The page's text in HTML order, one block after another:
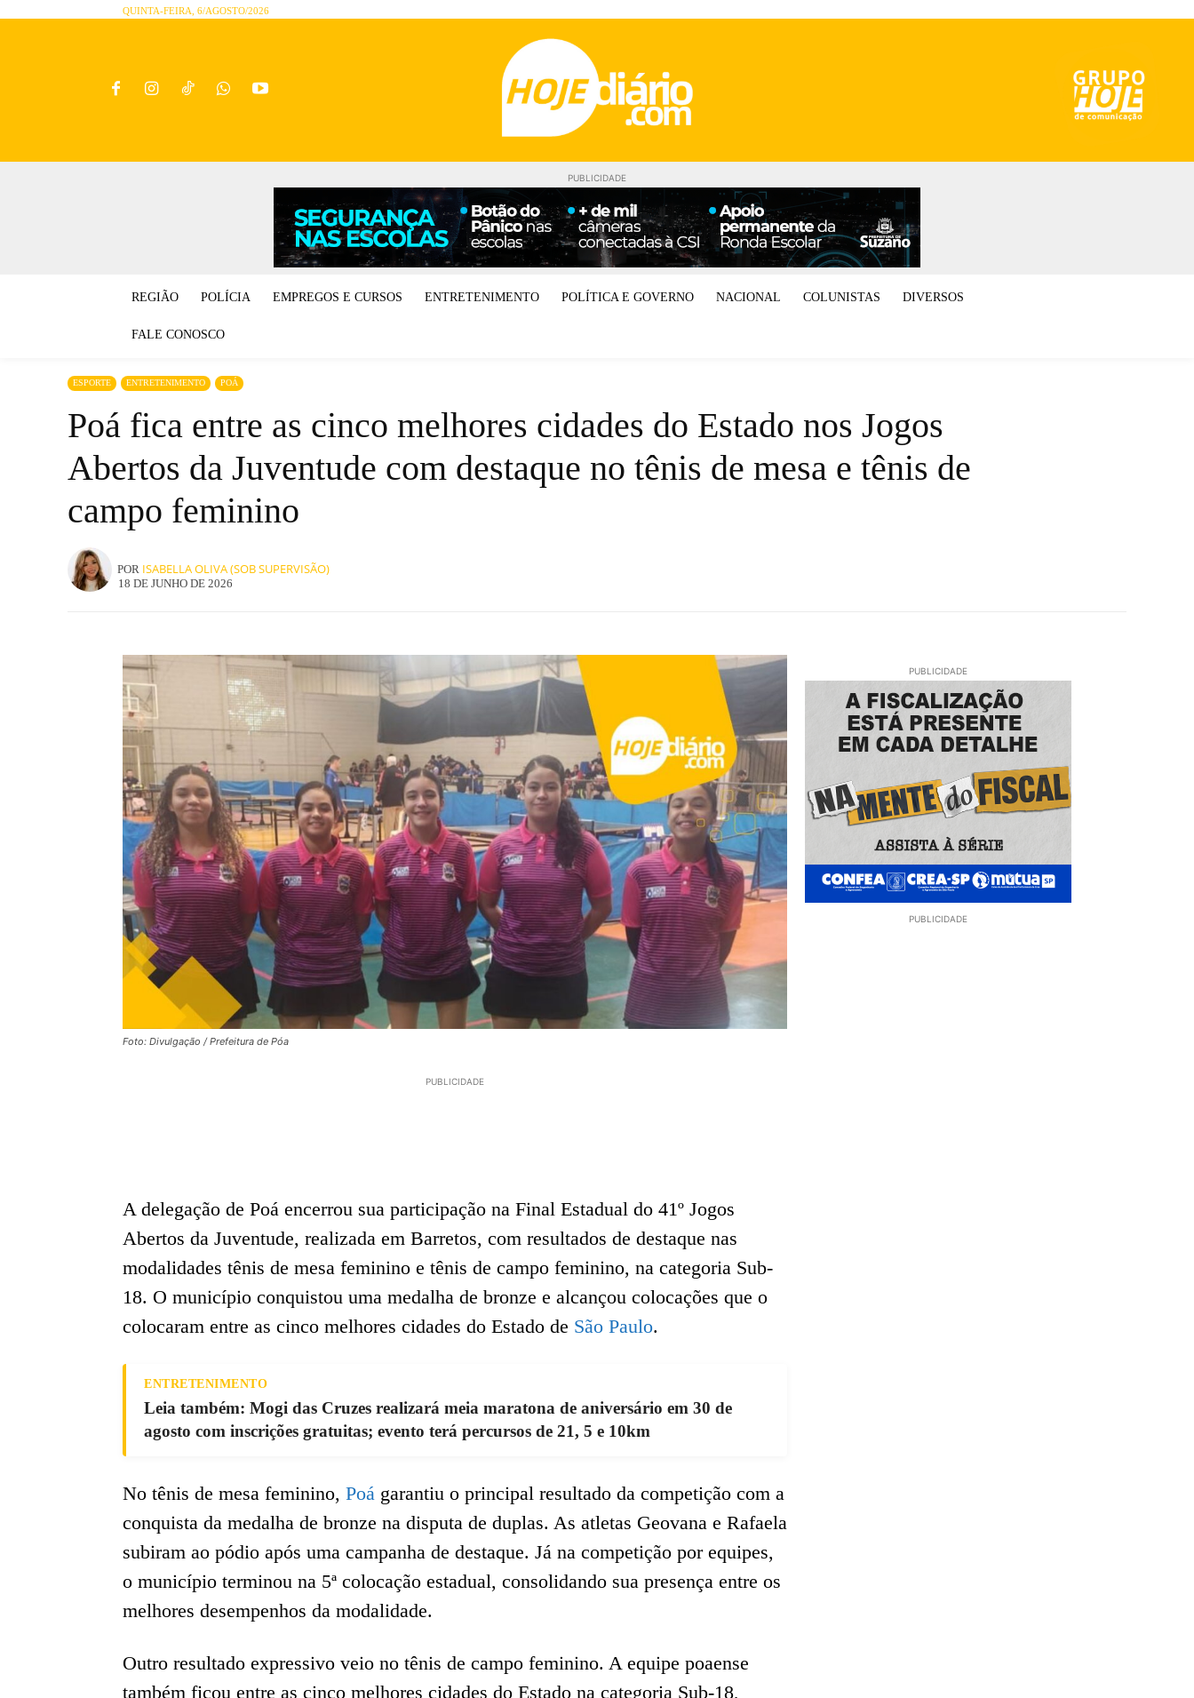
QUINTA-FEIRA, 6/AGOSTO/2026
PUBLICIDADE
REGIÃO POLÍCIA EMPREGOS E CURSOS ENTRETENIMENTO POLÍTICA E GOVERNO NACIONAL COLUNISTAS DIVERSOS
FALE CONOSCO
ESPORTE ENTRETENIMENTO POÁ
Poá fica entre as cinco melhores cidades do Estado nos Jogos
Abertos da Juventude com destaque no tênis de mesa e tênis de
campo feminino
POR ISABELLA OLIVA (SOB SUPERVISÃO)
18 DE JUNHO DE 2026
Foto: Divulgação / Prefeitura de Póa
PUBLICIDADE
A delegação de Poá encerrou sua participação na Final Estadual do 41º Jogos
Abertos da Juventude, realizada em Barretos, com resultados de destaque nas
modalidades tênis de mesa feminino e tênis de campo feminino, na categoria Sub-
18. O município conquistou uma medalha de bronze e alcançou colocações que o
colocaram entre as cinco melhores cidades do Estado de São Paulo.
ENTRETENIMENTO
Leia também: Mogi das Cruzes realizará meia maratona de aniversário em 30 de
agosto com inscrições gratuitas; evento terá percursos de 21, 5 e 10km
No tênis de mesa feminino, Poá garantiu o principal resultado da competição com a
conquista da medalha de bronze na disputa de duplas. As atletas Geovana e Rafaela
subiram ao pódio após uma campanha de destaque. Já na competição por equipes,
o município terminou na 5ª colocação estadual, consolidando sua presença entre os
melhores desempenhos da modalidade.
Outro resultado expressivo veio no tênis de campo feminino. A equipe poaense
também ficou entre as cinco melhores cidades do Estado na categoria Sub-18,
PUBLICIDADE
PUBLICIDADE